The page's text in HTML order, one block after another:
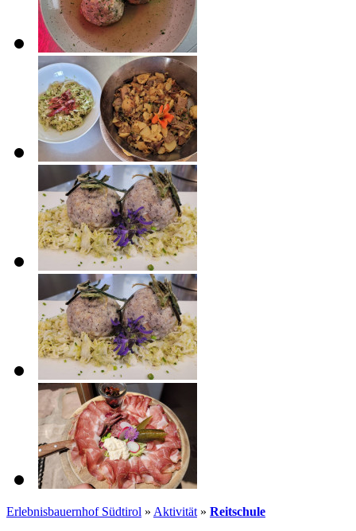
Erlebnisbauernhof Südtirol » Aktivität » Reitschule